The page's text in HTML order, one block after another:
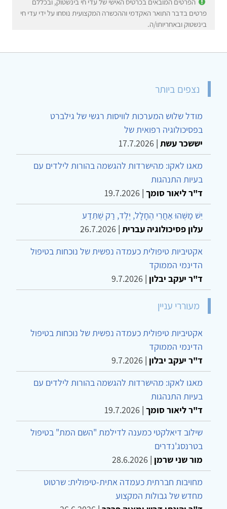
פרטים בדבר התואר האקדמי וההכשרה המקצועית נוסחו על ידי עדי חי
בינשטוק ובאחריותו/ה.
נצפים ביותר
מודל שלוש המערכות לוויסות רגשי של גילברט
בפסיכולוגיה רפואית של
יששכר עשת |
17.7.2026
מאגו לאקו: מהישרדות להגשמה בהורות לילדים עם
בעיות התנהגות
ד"ר ליאור סומך |
19.7.2026
יֵשׁ מַשֶּׁהוּ אַחֲרֵי הֶחָלָל, יֶלֶד, רַק שֶׁתֵּדַע
עלון פסיכולוגיה עברית |
26.7.2026
אקטיביות טיפולית כעמדה נפשית של נוכחות בטיפול
הדינמי הממוקד
ד"ר יעקב יבלון |
9.7.2026
מעוררי עניין
אקטיביות טיפולית כעמדה נפשית של נוכחות בטיפול
הדינמי הממוקד
ד"ר יעקב יבלון |
9.7.2026
מאגו לאקו: מהישרדות להגשמה בהורות לילדים עם
בעיות התנהגות
ד"ר ליאור סומך |
19.7.2026
שילוב דיאלקטי כמענה לדילמת "השם המת" בטיפול
בטרנסג'נדרים
מור שני שרמן |
28.6.2026
מחויבות חברתית כעמדה אתית-טיפולית: שרטוט
מחדש של גבולות המקצוע